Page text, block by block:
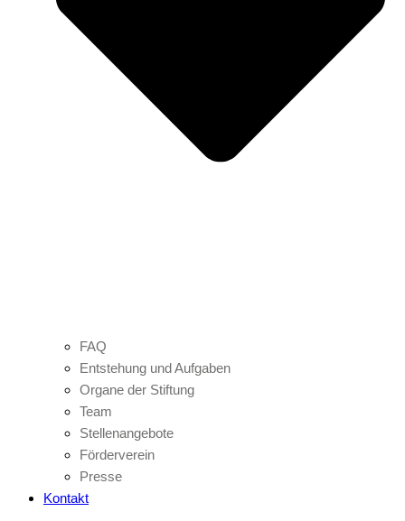
FAQ
Entstehung und Aufgaben
Organe der Stiftung
Team
Stellenangebote
Förderverein
Presse
Kontakt